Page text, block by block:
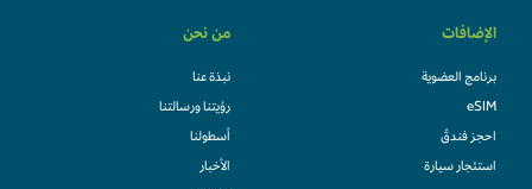
الإضافات
برنامج العضوية
eSIM
احجز فندقً
استئجار سيارة
من نحن
نبذة عنا
رؤيتنا ورسالتنا
أسطولنا
الأخبار